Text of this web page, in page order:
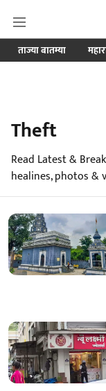
ताज्या बातम्या
Theft
Read Latest &
healines, photos &